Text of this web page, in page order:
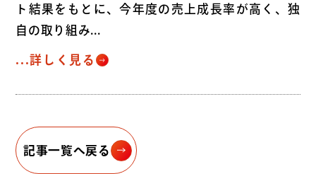
ト結果をもとに、今年度の売上成長率が高く、独
自の取り組み...
...詳しく見る
記事一覧へ戻る